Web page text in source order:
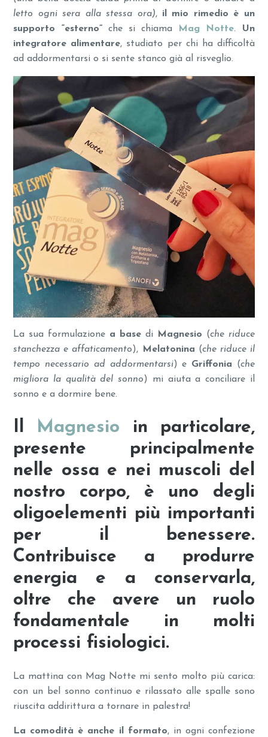
letto ogni sera alla stessa ora), il mio rimedio è
un
supporto “esterno”che si chiama Mag Notte. Un
integratore alimentare, studiato per chi ha difficoltà
ad addormentarsi o si sente stanco già al risveglio.
La sua formulazione a base di Magnesio (che riduce
stanchezza e affaticamento), Melatonina (che riduce il
tempo necessario ad addormentarsi) e Griffonia (che
migliora la qualità del sonno) mi aiuta a conciliare il
sonno e a dormire bene.
Il Magnesio in particolare,
presente principalmente
nelle ossa e nei muscoli del
nostro corpo, è uno degli
oligoelementi più importanti
per il benessere.
Contribuisce a produrre
energia e a conservarla,
oltre che avere un ruolo
fondamentale in molti
processi fisiologici.
La mattina con Mag Notte mi sento molto più carica:
con un bel sonno continuo e rilassato alle spalle sono
riuscita addirittura a tornare in palestra!
La comodità è anche il formato, in ogni confezione